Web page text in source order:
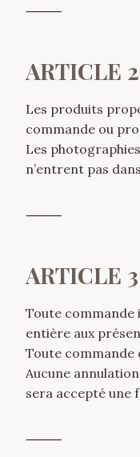
⸻
ARTICLE
Les produits
commande ou
Les
n’entrent pas
⸻
ARTICLE
Toute commande
entière aux
Toute commande
Aucune
sera accepté une
⸻